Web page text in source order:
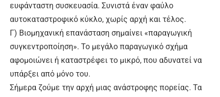
ευφάνταστη συσκευασία. Συνιστά έναν φαύλο
αυτοκαταστροφικό κύκλο, χωρίς αρχή και τέλος.
Γ) Βιομηχανική επανάσταση σημαίνει «παραγωγική
συγκεντροποίηση». Το μεγάλο παραγωγικό σχήμα
αφομοιώνει ή καταστρέφει το μικρό, που αδυνατεί να
υπάρξει από μόνο του.
Σήμερα ζούμε την αρχή μιας ανάστροφης πορείας. Τα